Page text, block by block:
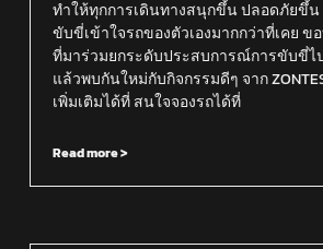
ทำให้ทุกการเดินทางสนุกขึ้น ปลอดภัยขึ้น
ขับขี่เข้าใจรถของตัวเองมากกว่าที่เคย
ที่มาร่วมยกระดับประสบการณ์การขับขี่ไ
แล้วพบกันใหม่กับกิจกรรมดีๆ จาก
เพิ่มเติมได้ที่ สนใจจองรถได้ที่
Read more >